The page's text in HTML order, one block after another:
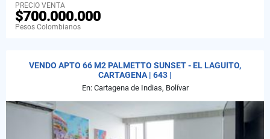
PRECIO VENTA
$700.000.000
Pesos Colombianos
VENDO APTO 66 M2 PALMETTO SUNSET - EL LAGUITO,
CARTAGENA | 643 |
En: Cartagena de Indias, Bolívar